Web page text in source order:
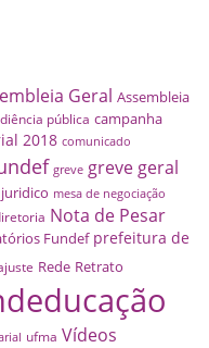
Geral Assembleia
pública campanha
2018 comunicado
greve greve geral
juridico mesa de negociação
Nota de Pesar
Fundef prefeitura de
Rede Retrato
ufma Vídeos